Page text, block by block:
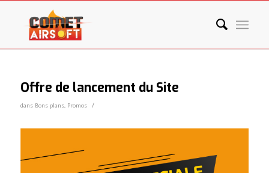
Offre de lancement du Site
dans Bons plans, Promos /